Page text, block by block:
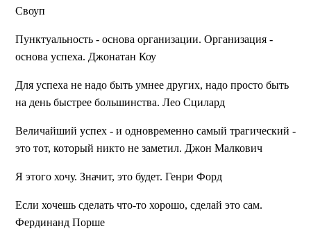
Своуп
Пунктуальность - основа организации. Организация -
основа успеха. Джонатан Коу
Для успеха не надо быть умнее других, надо просто быть
на день быстрее большинства. Лео Сцилард
Величайший успех - и одновременно самый трагический -
это тот, который никто не заметил. Джон Малкович
Я этого хочу. Значит, это будет. Генри Форд
Если хочешь сделать что-то хорошо, сделай это сам.
Фердинанд Порше